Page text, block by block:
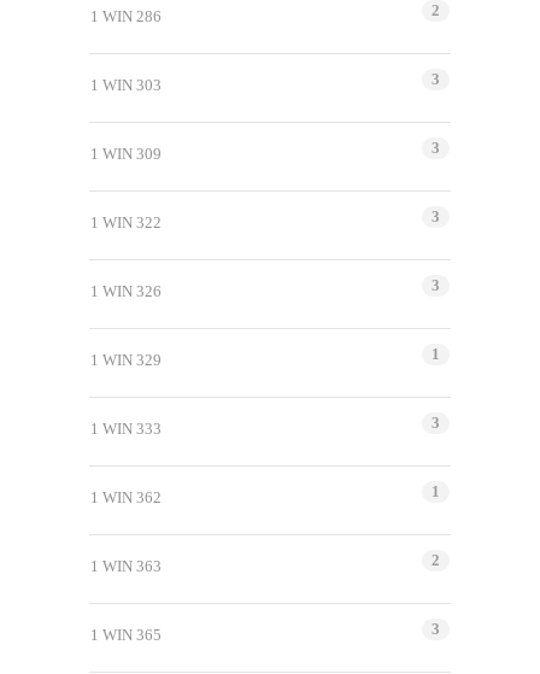
1 WIN 286 2
1 WIN 303 3
1 WIN 309 3
1 WIN 322 3
1 WIN 326 3
1 WIN 329 1
1 WIN 333 3
1 WIN 362 1
1 WIN 363 2
1 WIN 365 3